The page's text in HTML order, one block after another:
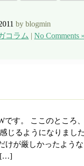
by blogmin
コラム | No Comments »
す。 ここのところ
じるようになりまし
けが厳しかったよう
[…]